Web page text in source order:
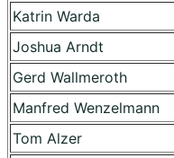
Katrin Warda
Joshua Arndt
Gerd Wallmeroth
Manfred Wenzelmann
Tom Alzer